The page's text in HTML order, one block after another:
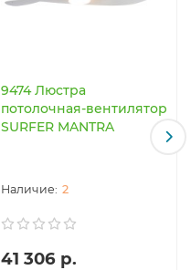
9474 Люстра
потолочная-вентилятор
SURFER MANTRA
2
41 306 р.